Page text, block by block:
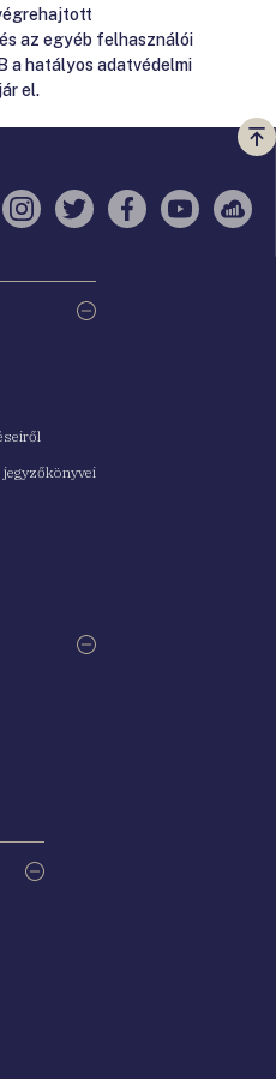
az egyéb felhasználói
a hatályos adatvédelmi
el.
a
Instagram
TwitterFacebook
YouTube